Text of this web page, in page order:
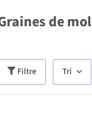
de
Filtre Tri